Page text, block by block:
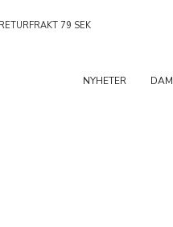
79 SEK
NYHETER DAM